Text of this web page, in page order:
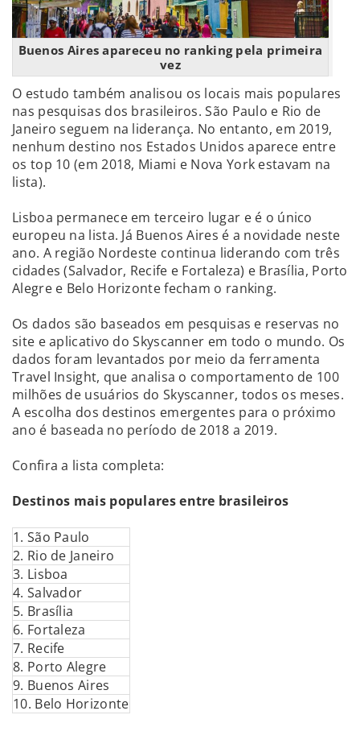
Buenos Aires apareceu no ranking pela primeira
vez
O estudo também analisou os locais mais populares
nas pesquisas dos brasileiros. São Paulo e Rio de
Janeiro seguem na liderança. No entanto, em 2019,
nenhum destino nos Estados Unidos aparece entre
os top 10 (em 2018, Miami e Nova York estavam na
lista).
Lisboa permanece em terceiro lugar e é o único
europeu na lista. Já Buenos Aires é a novidade neste
ano. A região Nordeste continua liderando com três
cidades (Salvador, Recife e Fortaleza) e Brasília, Porto
Alegre e Belo Horizonte fecham o ranking.
Os dados são baseados em pesquisas e reservas no
site e aplicativo do Skyscanner em todo o mundo. Os
dados foram levantados por meio da ferramenta
Travel Insight, que analisa o comportamento de 100
milhões de usuários do Skyscanner, todos os meses.
A escolha dos destinos emergentes para o próximo
ano é baseada no período de 2018 a 2019.
Confira a lista completa:
Destinos mais populares entre brasileiros
1. São Paulo
2. Rio de Janeiro
3. Lisboa
4. Salvador
5. Brasília
6. Fortaleza
7. Recife
8. Porto Alegre
9. Buenos Aires
10. Belo Horizonte